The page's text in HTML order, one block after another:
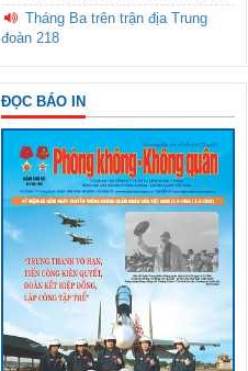
Tháng Ba trên trận địa Trung
đoàn 218
ĐỌC BÁO IN